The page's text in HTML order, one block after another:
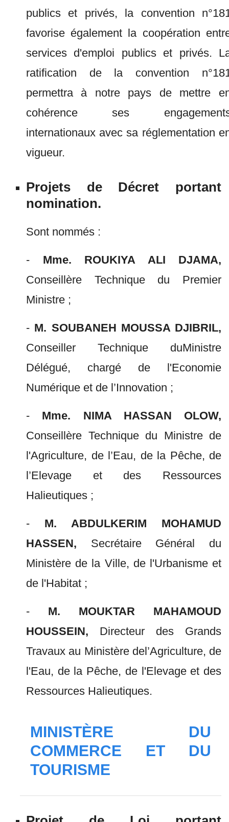
publics et privés, la convention
favorise également la coopération
services d'emploi publics et privés.
ratification de la convention
permettra à notre pays de mettre
cohérence ses
internationaux avec sa réglementation
vigueur.
Projets de Décret portant
nomination.
Sont nommés :
- Mme. ROUKIYA ALI DJAMA,
Conseillère Technique du Premier
Ministre ;
- M. SOUBANEH MOUSSA DJIBRIL,
Conseiller Technique duMinistre
Délégué, chargé de l'Economie
Numérique et de l’Innovation ;
- Mme. NIMA HASSAN OLOW,
Conseillère Technique du Ministre de
l'Agriculture, de l’Eau, de la Pêche, de
l’Elevage et des Ressources
Halieutiques ;
- M. ABDULKERIM MOHAMUD
HASSEN, Secrétaire Général du
Ministère de la Ville, de l'Urbanisme et
de l'Habitat ;
- M. MOUKTAR MAHAMOUD
HOUSSEIN, Directeur des Grands
Travaux au Ministère del’Agriculture, de
l'Eau, de la Pêche, de l'Elevage et des
Ressources Halieutiques.
MINISTÈRE DU
COMMERCE ET DU
TOURISME